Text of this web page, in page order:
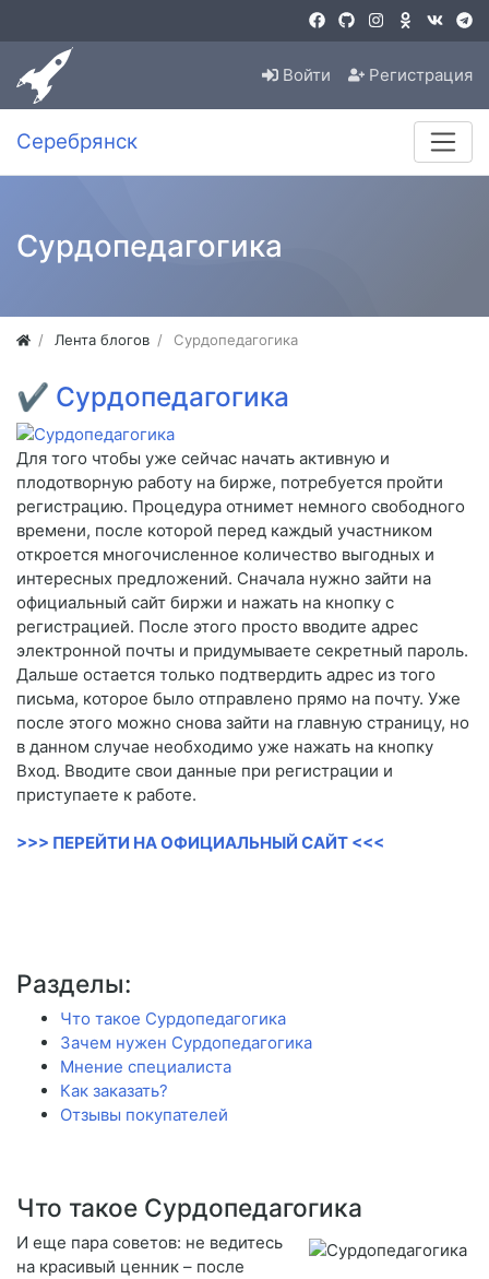
Войти Регистрация
Серебрянск
Сурдопедагогика
Лента блогов Сурдопедагогика
✔ Сурдопедагогика
Для того чтобы уже сейчас начать активную и
плодотворную работу на бирже, потребуется пройти
регистрацию. Процедура отнимет немного свободного
времени, после которой перед каждый участником
откроется многочисленное количество выгодных и
интересных предложений. Сначала нужно зайти на
официальный сайт биржи и нажать на кнопку с
регистрацией. После этого просто вводите адрес
электронной почты и придумываете секретный пароль.
Дальше остается только подтвердить адрес из того
письма, которое было отправлено прямо на почту. Уже
после этого можно снова зайти на главную страницу, но
в данном случае необходимо уже нажать на кнопку
Вход. Вводите свои данные при регистрации и
приступаете к работе.
>>> ПЕРЕЙТИ НА ОФИЦИАЛЬНЫЙ САЙТ <<<
Разделы:
Что такое Сурдопедагогика
Зачем нужен Сурдопедагогика
Мнение специалиста
Как заказать?
Отзывы покупателей
Что такое Сурдопедагогика
И еще пара советов: не ведитесь
на красивый ценник – после